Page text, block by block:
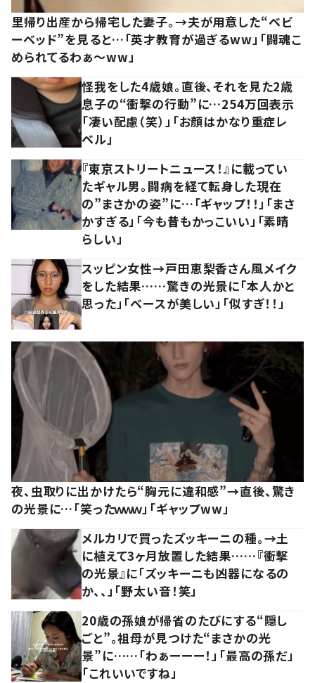
里帰り出産から帰宅した妻子。→夫が用意した“ベビ
ーベッド”を見ると…「英才教育が過ぎるww」「闘魂こ
められてるわぁ～ww」
怪我をした4歳娘。直後、それを見た2歳
息子の“衝撃の行動”に…254万回表示
「凄い配慮（笑）」「お顔はかなり重症レ
ベル」
『東京ストリートニュース！』に載ってい
たギャル男。闘病を経て転身した現在
の”まさかの姿”に…「ギャップ！！」「まさ
かすぎる」「今も昔もかっこいい」「素晴
らしい」
スッピン女性→戸田恵梨香さん風メイク
をした結果……驚きの光景に「本人かと
思った」「ベースが美しい」「似すぎ！！」
夜、虫取りに出かけたら“胸元に違和感”→直後、驚き
の光景に…「笑ったｗｗｗ」「ギャップww」
メルカリで買ったズッキーニの種。→土
に植えて3ヶ月放置した結果……『衝撃
の光景』に「ズッキーニも凶器になるの
か、、」「野太い音！笑」
20歳の孫娘が帰省のたびにする“隠し
ごと”。祖母が見つけた“まさかの光
景”に……「わぁーーー！」「最高の孫だ」
「これいいですね」